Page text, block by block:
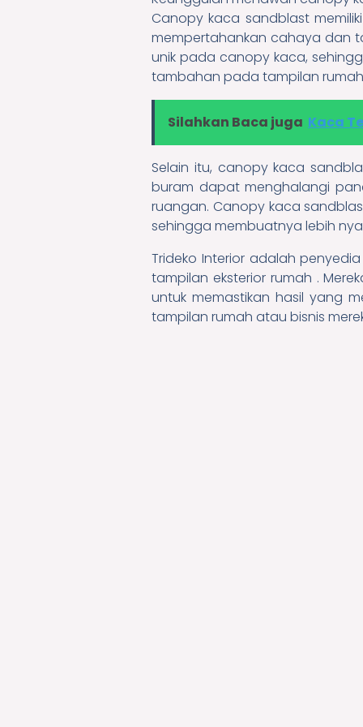
Canopy kaca sandblast
mempertahankan cahaya dan
unik pada canopy kaca,
tambahan pada tampilan
Silahkan Baca juga Kaca
Selain itu, canopy kaca
buram dapat menghalangi
ruangan. Canopy kaca
sehingga membuatnya lebih
Trideko Interior adalah
tampilan eksterior rumah .
untuk memastikan hasil yang
tampilan rumah atau bisnis